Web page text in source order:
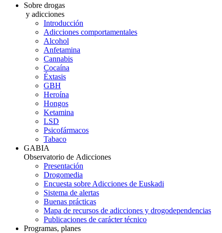
Sobre drogas
y adicciones
Introducción
Adicciones comportamentales
Alcohol
Anfetamina
Cannabis
Cocaína
Éxtasis
GBH
Heroína
Hongos
Ketamina
LSD
Psicofármacos
Tabaco
GABIA
Observatorio de Adicciones
Presentación
Drogomedia
Encuesta sobre Adicciones de Euskadi
Sistema de alertas
Buenas prácticas
Mapa de recursos de adicciones y drogodependencias
Publicaciones de carácter técnico
Programas, planes